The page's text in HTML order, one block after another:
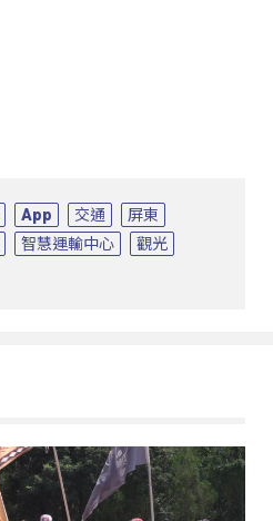
App 交通
屏東
智慧運輸中心
觀光